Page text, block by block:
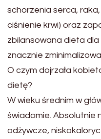
schorzenia serca,
ciśnienie krwi) oraz
zbilansowana dieta dla
znacznie
O czym dojrzała
dietę?
W wieku średnim w
świadomie. Absolutnie
odżywcze,